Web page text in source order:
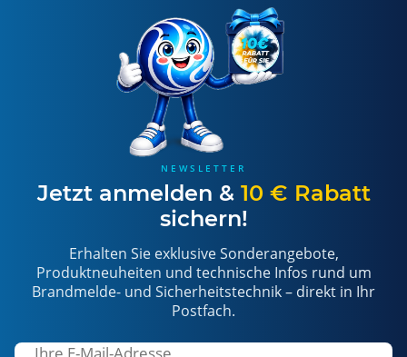
NEWSLETTER
Jetzt anmelden & 10 € Rabatt
sichern!
Erhalten Sie exklusive Sonderangebote,
Produktneuheiten und technische Infos rund um
Brandmelde- und Sicherheitstechnik – direkt in Ihr
Postfach.